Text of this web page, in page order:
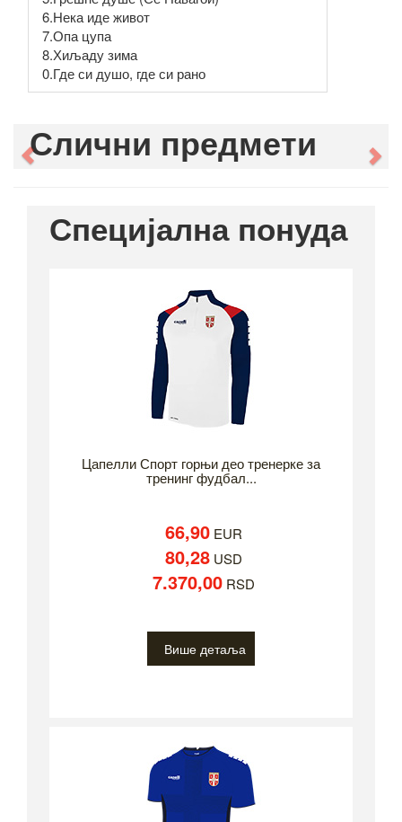
6.Нека иде живот
7.Опа цупа
8.Хиљаду зима
0.Где си душо, где си рано
Слични предмети
Previous
Специјална понуда
Цапелли Спорт горњи део тренерке за
тренинг фудбал...
66,90EUR
80,28USD
7.370,00RSD
Више детаља